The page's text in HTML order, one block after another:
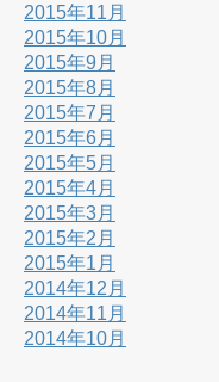
2015年11月
2015年10月
2015年9月
2015年8月
2015年7月
2015年6月
2015年5月
2015年4月
2015年3月
2015年2月
2015年1月
2014年12月
2014年11月
2014年10月